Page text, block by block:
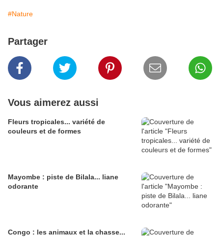
#Nature
Partager
Vous aimerez aussi
Fleurs tropicales... variété de
couleurs et de formes
Mayombe : piste de Bilala... liane
odorante
Congo : les animaux et la chasse...